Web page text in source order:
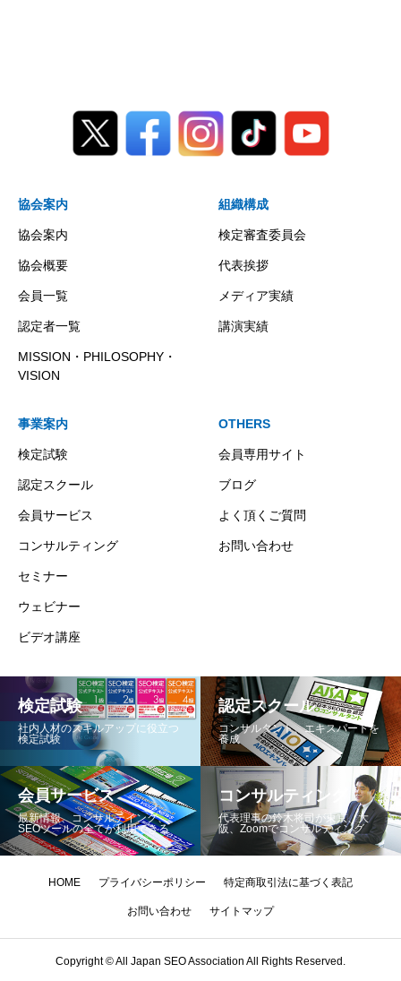
協会案内
協会案内
協会概要
会員一覧
認定者一覧
MISSION・PHILOSOPHY・
VISION
組織構成
検定審査委員会
代表挨拶
メディア実績
講演実績
事業案内
検定試験
認定スクール
会員サービス
コンサルティング
セミナー
ウェビナー
ビデオ講座
OTHERS
会員専用サイト
ブログ
よく頂くご質問
お問い合わせ
検定試験
社内人材のスキルアップに役立つ
検定試験
認定スクール
コンサルタント、エキスパートを
養成
会員サービス
最新情報、コンサルテイング、
SEOツールの全てが利用できる
コンサルティング
代表理事の鈴木将司が東京、大
阪、Zoomでコンサルティング
HOME プライバシーポリシー 特定商取引法に基づく表記
お問い合わせ サイトマップ
Copyright © All Japan SEO Association All Rights Reserved.